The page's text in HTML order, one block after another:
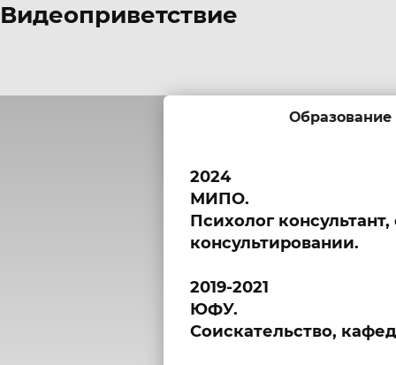
Видеоприветствие
Образование
2024
МИПО.
Психолог
консультировании.
2019-2021
ЮФУ.
Соискательство,